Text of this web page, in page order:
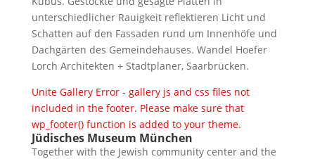
unterschiedlicher Rauigkeit reflektieren Licht und
Schatten auf den Fassaden rund um Innenhöfe und
Dachgärten des Gemeindehauses. Wandel Hoefer
Lorch Architekten + Stadtplaner, Saarbrücken.
Unite Gallery Error - gallery js and css files not
included in the footer. Please make sure that
wp_footer() function is added to your theme.
Jüdisches Museum München
Together with the Jewish community center and the